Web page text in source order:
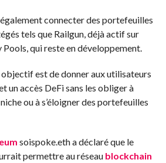
connecter des portefeuilles
tels que Railgun, déjà actif sur
Pools, qui reste en développement.
objectif est de donner aux utilisateurs
un accès DeFi sans les obliger à
ou à s’éloigner des portefeuilles
soispoke.eth a déclaré que le
permettre au réseau blockchain